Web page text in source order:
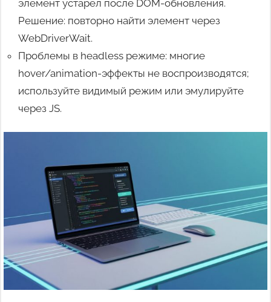
элемент устарел после DOM-обновления.
Решение: повторно найти элемент через
WebDriverWait.
Проблемы в headless режиме: многие
hover/animation-эффекты не воспроизводятся;
используйте видимый режим или эмулируйте
через JS.